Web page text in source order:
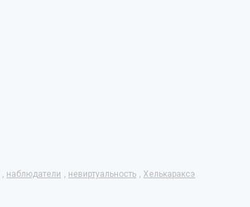
, наблюдатели , невиртуальность , Хелькараксэ